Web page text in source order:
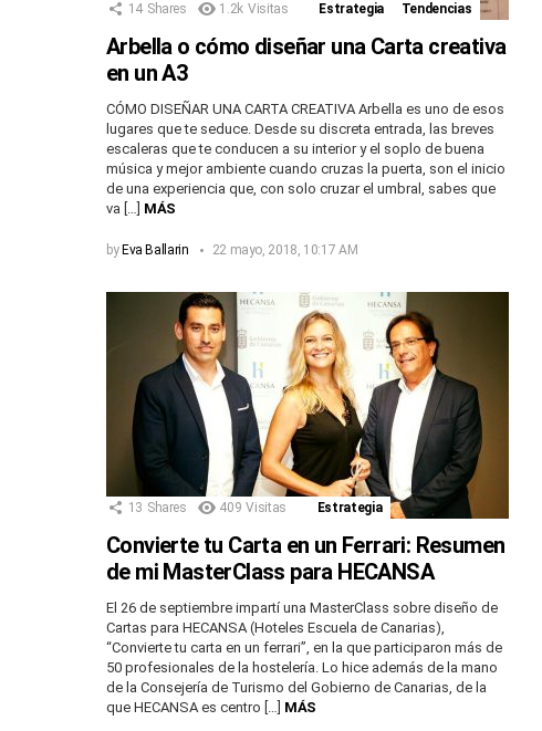
14 Shares 1.2k Visitas Estrategia Tendencias
Arbella o cómo diseñar una Carta creativa
en un A3
CÓMO DISEÑAR UNA CARTA CREATIVA Arbella es uno de esos
lugares que te seduce. Desde su discreta entrada, las breves
escaleras que te conducen a su interior y el soplo de buena
música y mejor ambiente cuando cruzas la puerta, son el inicio
de una experiencia que, con solo cruzar el umbral, sabes que
va […] MÁS
by Eva Ballarin 22 mayo, 2018, 10:17 AM
13 Shares 409 Visitas Estrategia
Convierte tu Carta en un Ferrari: Resumen
de mi MasterClass para HECANSA
El 26 de septiembre impartí una MasterClass sobre diseño de
Cartas para HECANSA (Hoteles Escuela de Canarias),
“Convierte tu carta en un ferrari”, en la que participaron más de
50 profesionales de la hostelería. Lo hice además de la mano
de la Consejería de Turismo del Gobierno de Canarias, de la
que HECANSA es centro […] MÁS